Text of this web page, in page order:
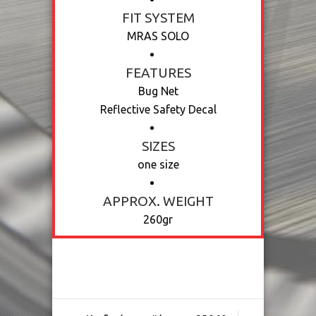
FIT SYSTEM
MRAS SOLO
FEATURES
Bug Net
Reflective Safety Decal
SIZES
one size
APPROX. WEIGHT
260gr